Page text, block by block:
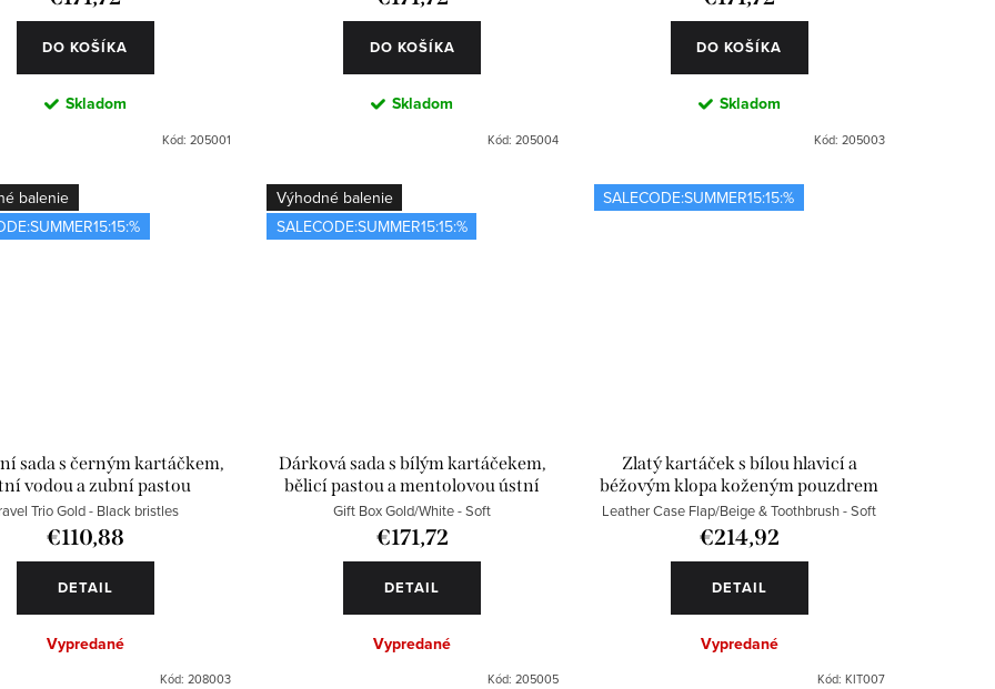
DO KOŠÍKA
Skladom
Kód: 205001
DO KOŠÍKA
Skladom
Kód: 205004
DO KOŠÍKA
Skladom
Kód: 205003
balenie
sada s černým kartáčkem,
vodou a zubní pastou
Trio Gold - Black bristles
€110,88
DETAIL
Vypredané
Kód: 208003
Výhodné balenie
SALECODE:SUMMER15:15:%
Dárková sada s bílým kartáčekem,
bělicí pastou a mentolovou ústní
vodou
Gift Box Gold/White - Soft
€171,72
DETAIL
Vypredané
Kód: 205005
SALECODE:SUMMER15:15:%
Zlatý kartáček s bílou hlavicí a
béžovým klopa koženým pouzdrem
Leather Case Flap/Beige & Toothbrush - Soft
€214,92
DETAIL
Vypredané
Kód: KIT007